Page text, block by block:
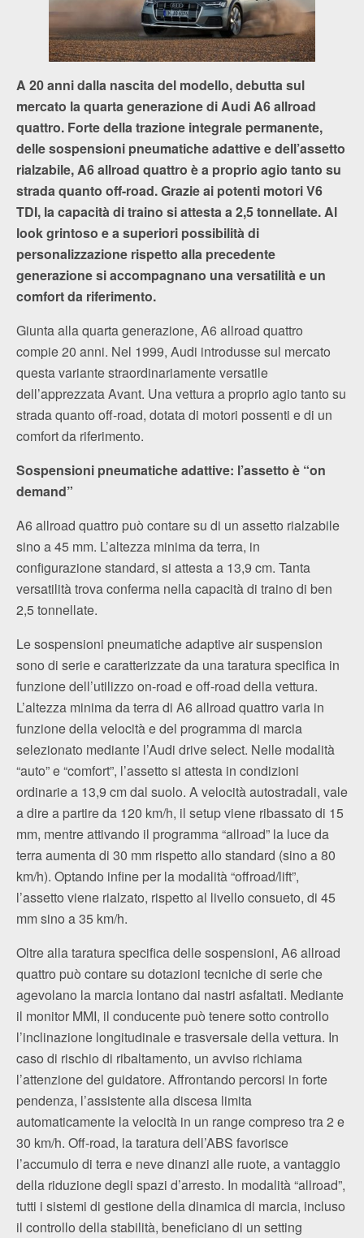
A 20 anni dalla nascita del modello, debutta sul
mercato la quarta generazione di Audi A6 allroad
quattro. Forte della trazione integrale permanente,
delle sospensioni pneumatiche adattive e dell’assetto
rialzabile, A6 allroad quattro è a proprio agio tanto su
strada quanto off-road. Grazie ai potenti motori V6
TDI, la capacità di traino si attesta a 2,5 tonnellate. Al
look grintoso e a superiori possibilità di
personalizzazione rispetto alla precedente
generazione si accompagnano una versatilità e un
comfort da riferimento.
Giunta alla quarta generazione, A6 allroad quattro
compie 20 anni. Nel 1999, Audi introdusse sul mercato
questa variante straordinariamente versatile
dell’apprezzata Avant. Una vettura a proprio agio tanto su
strada quanto off-road, dotata di motori possenti e di un
comfort da riferimento.
Sospensioni pneumatiche adattive: l’assetto è “on
demand”
A6 allroad quattro può contare su di un assetto rialzabile
sino a 45 mm. L’altezza minima da terra, in
configurazione standard, si attesta a 13,9 cm. Tanta
versatilità trova conferma nella capacità di traino di ben
2,5 tonnellate.
Le sospensioni pneumatiche adaptive air suspension
sono di serie e caratterizzate da una taratura specifica in
funzione dell’utilizzo on-road e off-road della vettura.
L’altezza minima da terra di A6 allroad quattro varia in
funzione della velocità e del programma di marcia
selezionato mediante l’Audi drive select. Nelle modalità
“auto” e “comfort”, l’assetto si attesta in condizioni
ordinarie a 13,9 cm dal suolo. A velocità autostradali, vale
a dire a partire da 120 km/h, il setup viene ribassato di 15
mm, mentre attivando il programma “allroad” la luce da
terra aumenta di 30 mm rispetto allo standard (sino a 80
km/h). Optando infine per la modalità “offroad/lift”,
l’assetto viene rialzato, rispetto al livello consueto, di 45
mm sino a 35 km/h.
Oltre alla taratura specifica delle sospensioni, A6 allroad
quattro può contare su dotazioni tecniche di serie che
agevolano la marcia lontano dai nastri asfaltati. Mediante
il monitor MMI, il conducente può tenere sotto controllo
l’inclinazione longitudinale e trasversale della vettura. In
caso di rischio di ribaltamento, un avviso richiama
l’attenzione del guidatore. Affrontando percorsi in forte
pendenza, l’assistente alla discesa limita
automaticamente la velocità in un range compreso tra 2 e
30 km/h. Off-road, la taratura dell’ABS favorisce
l’accumulo di terra e neve dinanzi alle ruote, a vantaggio
della riduzione degli spazi d’arresto. In modalità “allroad”,
tutti i sistemi di gestione della dinamica di marcia, incluso
il controllo della stabilità, beneficiano di un setting